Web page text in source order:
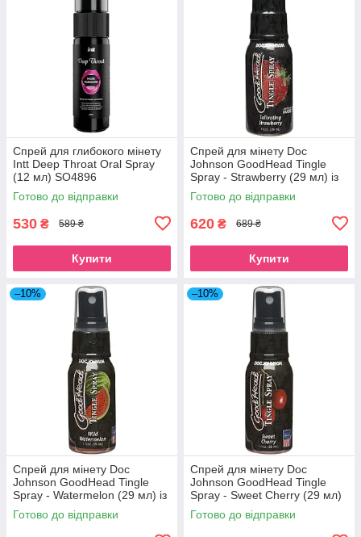
Спрей для глибокого мінету
Intt Deep Throat Oral Spray
(12 мл) SO4896
Готово до відправки
530 ₴ 589 ₴
Купити
Спрей для мінету Doc
Johnson GoodHead Tingle
Spray - Strawberry (29 мл) із
стимулюючим ефектом
SO3492
Готово до відправки
620 ₴ 689 ₴
Купити
–10%
Спрей для мінету Doc
Johnson GoodHead Tingle
Spray - Watermelon (29 мл) із
стимулювальним ефектом
SO3493
Готово до відправки
–10%
Спрей для мінету Doc
Johnson GoodHead Tingle
Spray - Sweet Cherry (29 мл)
із стимулювальним ефектом
SO3494
Готово до відправки